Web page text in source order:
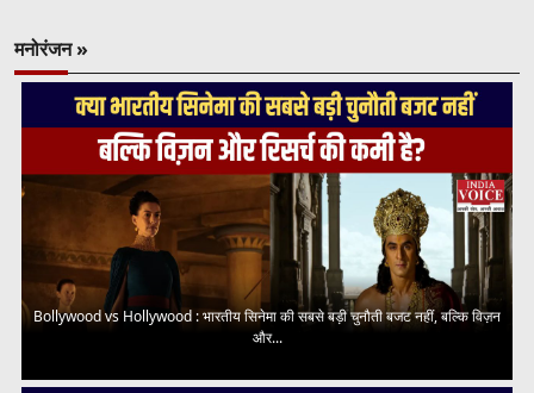
मनोरंजन »
Bollywood vs Hollywood : भारतीय सिनेमा की सबसे बड़ी चुनौती बजट नहीं, बल्कि विज़न
और...